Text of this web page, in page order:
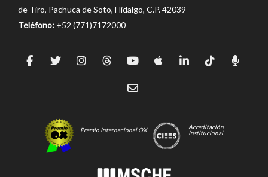
de Tiro, Pachuca de Soto, Hidalgo, C.P. 42039
Teléfono: +52 (771)7172000
Premio Internacional OX
Acreditación
Institucional